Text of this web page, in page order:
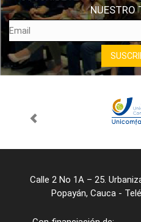
NUESTRO
Calle 2 No 1A – 25.
Popayán, Cauca -